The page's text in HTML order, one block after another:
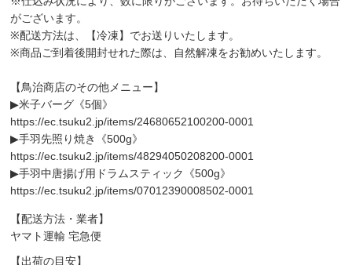
がございます。
※配送方法は、【冷凍】でお送りいたします。
※商品ご到着後開封せれた際は、自然解凍をお勧めいたします。
【鳥治商店のその他メニュー】
▶︎米子バーグ《5個》
https://ec.tsuku2.jp/items/24680652100200-0001
▶︎手羽先照り焼き《500g》
https://ec.tsuku2.jp/items/48294050208200-0001
▶︎手羽中唐揚げ用ドラムスティック《500g》
https://ec.tsuku2.jp/items/07012390008502-0001
【配送方法・業者】
ヤマト運輸 宅急便
【出荷の目安】